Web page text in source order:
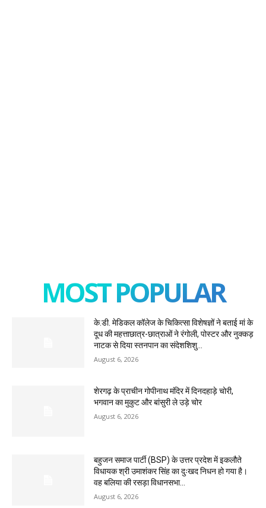
MOST POPULAR
के.डी. मेडिकल कॉलेज के चिकित्सा विशेषज्ञों ने बताई मां के
दूध की महत्ताछात्र-छात्राओं ने रंगोली, पोस्टर और नुक्कड़
नाटक से दिया स्तनपान का संदेशशिशु...
August 6, 2026
शेरगढ़ के प्राचीन गोपीनाथ मंदिर में दिनदहाड़े चोरी,
भगवान का मुकुट और बांसुरी ले उड़े चोर
August 6, 2026
बहुजन समाज पार्टी (BSP) के उत्तर प्रदेश में इकलौते
विधायक श्री उमाशंकर सिंह का दुःखद निधन हो गया है।
वह बलिया की रसड़ा विधानसभा...
August 6, 2026